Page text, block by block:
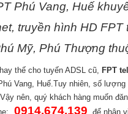
Phú Vang, Huế
truyền hình HD
Mỹ, Phú Thượng
thế cho tuyến ADSL cũ, FPT
Vang, Huế.Tuy nhiên, số
nên, quý khách hàng muốn
0914.674.139 để nhân